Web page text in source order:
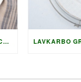
LAVKARBO ENTRECÔTE MED CHIMICHURRI OG GRILLET TILBEHØR